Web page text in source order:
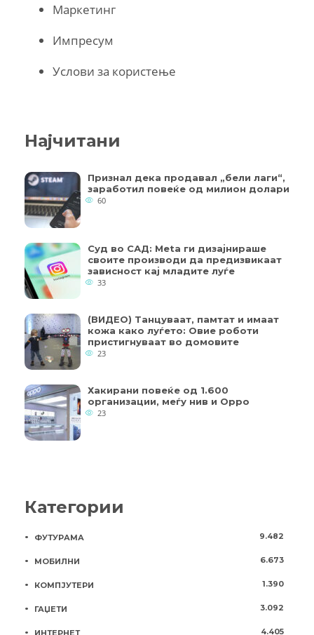
Маркетинг
Импресум
Услови за користење
Најчитани
Признал дека продавал „бели лаги“,
заработил повеќе од милион долари
60
Суд во САД: Meta ги дизајнираше
своите производи да предизвикаат
зависност кај младите луѓе
33
(ВИДЕО) Танцуваат, памтат и имаат
кожа како луѓето: Овие роботи
пристигнуваат во домовите
23
Хакирани повеќе од 1.600
организации, меѓу нив и Oppo
23
Категории
ФУТУРАМА 9.482
МОБИЛНИ 6.673
КОМПЈУТЕРИ 1.390
ГАЏЕТИ 3.092
ИНТЕРНЕТ 4.405